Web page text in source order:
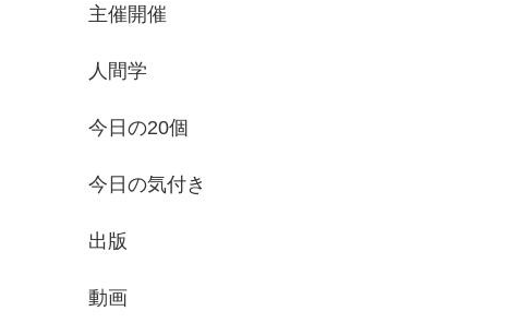
主催開催
人間学
今日の20個
今日の気付き
出版
動画